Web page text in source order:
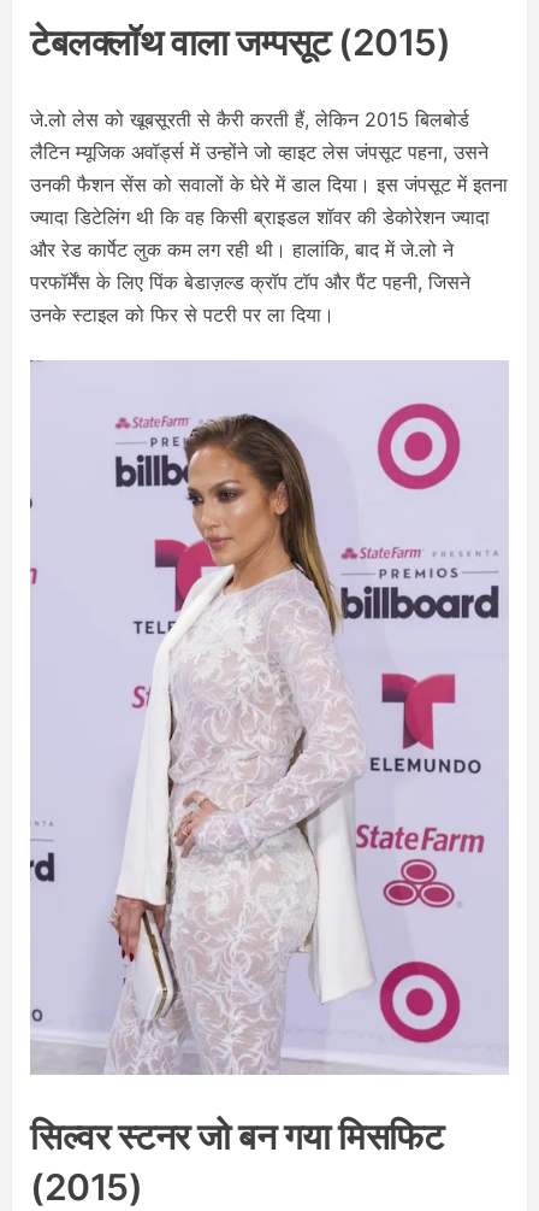
टेबलक्लॉथ वाला जम्पसूट (2015)
जे.लो लेस को खूबसूरती से कैरी करती हैं, लेकिन 2015 बिलबोर्ड
लैटिन म्यूजिक अवॉर्ड्स में उन्होंने जो व्हाइट लेस जंपसूट पहना, उसने
उनकी फैशन सेंस को सवालों के घेरे में डाल दिया। इस जंपसूट में इतना
ज्यादा डिटेलिंग थी कि वह किसी ब्राइडल शॉवर की डेकोरेशन ज्यादा
और रेड कार्पेट लुक कम लग रही थी। हालांकि, बाद में जे.लो ने
परफॉर्मेंस के लिए पिंक बेडाज़ल्ड क्रॉप टॉप और पैंट पहनी, जिसने
उनके स्टाइल को फिर से पटरी पर ला दिया।
सिल्वर स्टनर जो बन गया मिसफिट
(2015)